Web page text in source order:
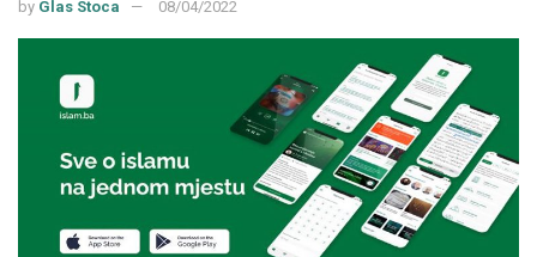
by Glas Stoca 08/04/2022